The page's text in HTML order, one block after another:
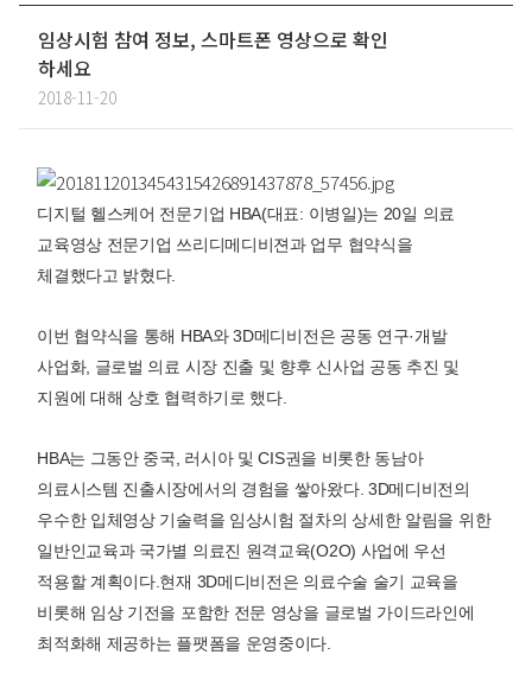
임상시험 참여 정보, 스마트폰 영상으로 확인
하세요
2018-11-20
디지털 헬스케어 전문기업 HBA(대표: 이병일)는 20일 의료
교육영상 전문기업 쓰리디메디비젼과 업무 협약식을
체결했다고 밝혔다.
이번 협약식을 통해 HBA와 3D메디비전은 공동 연구·개발
사업화, 글로벌 의료 시장 진출 및 향후 신사업 공동 추진 및
지원에 대해 상호 협력하기로 했다.
HBA는 그동안 중국, 러시아 및 CIS권을 비롯한 동남아
의료시스템 진출시장에서의 경험을 쌓아왔다. 3D메디비전의
우수한 입체영상 기술력을 임상시험 절차의 상세한 알림을 위한
일반인교육과 국가별 의료진 원격교육(O2O) 사업에 우선
적용할 계획이다.현재 3D메디비전은 의료수술 술기 교육을
비롯해 임상 기전을 포함한 전문 영상을 글로벌 가이드라인에
최적화해 제공하는 플팻폼을 운영중이다.